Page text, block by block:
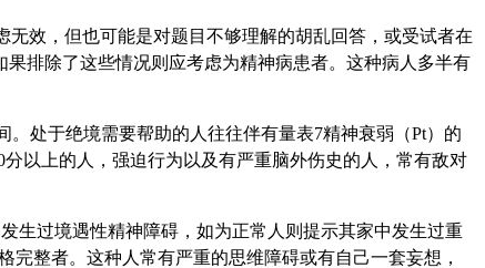
效，但也可能是对题目不够理解的胡乱回答，或受试者在
排除了这些情况则应考虑为精神病患者。这种病人多半有
处于绝境需要帮助的人往往伴有量表7精神衰弱（Pt）的
以上的人，强迫行为以及有严重脑外伤史的人，常有敌对
生过境遇性精神障碍，如为正常人则提示其家中发生过重
整者。这种人常有严重的思维障碍或有自己一套妄想，